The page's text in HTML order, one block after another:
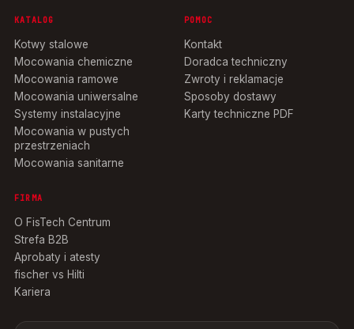
KATALOG
Kotwy stalowe
Mocowania chemiczne
Mocowania ramowe
Mocowania uniwersalne
Systemy instalacyjne
Mocowania w pustych
przestrzeniach
Mocowania sanitarne
POMOC
Kontakt
Doradca techniczny
Zwroty i reklamacje
Sposoby dostawy
Karty techniczne PDF
FIRMA
O FisTech Centrum
Strefa B2B
Aprobaty i atesty
fischer vs Hilti
Kariera